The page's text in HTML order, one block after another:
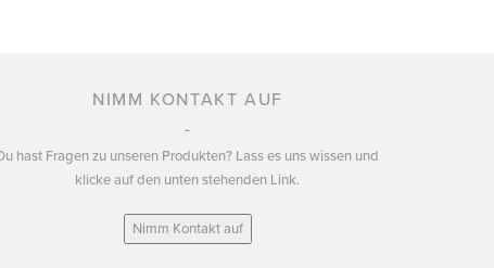
NIMM KONTAKT AUF
hast Fragen zu unseren Produkten? Lass es uns wissen und
klicke auf den unten stehenden Link.
Nimm Kontakt auf